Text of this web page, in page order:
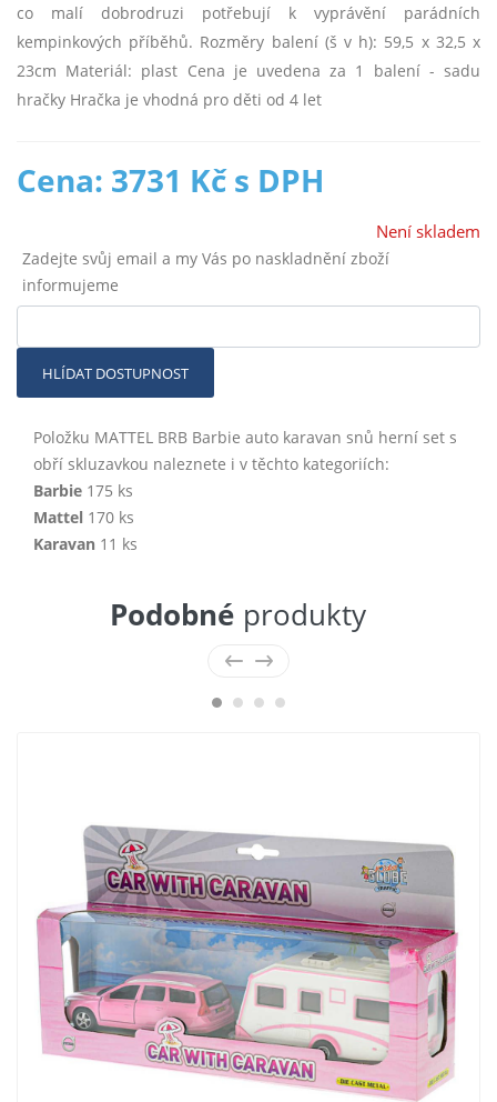
co malí dobrodruzi potřebují k vyprávění parádních
kempinkových příběhů. Rozměry balení (š v h): 59,5 x 32,5 x
23cm Materiál: plast Cena je uvedena za 1 balení - sadu
hračky Hračka je vhodná pro děti od 4 let
Cena: 3731 Kč s DPH
Není skladem
Zadejte svůj email a my Vás po naskladnění zboží
informujeme
HLÍDAT DOSTUPNOST
Položku MATTEL BRB Barbie auto karavan snů herní set s
obří skluzavkou naleznete i v těchto kategoriích:
Barbie 175 ks
Mattel 170 ks
Karavan 11 ks
Podobné produkty